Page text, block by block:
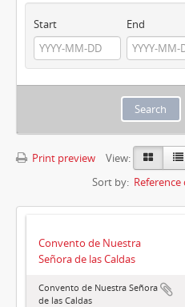
Start End
Print preview
View:
Sort by: Reference
Convento de Nuestra
Señora de las Caldas
Convento de Nuestra Señora
de las Caldas